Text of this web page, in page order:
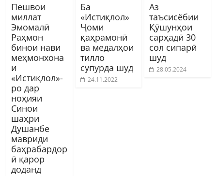
Пешвои
миллат
Эмомалӣ
Раҳмон
бинои нави
меҳмонхона
и
«Истиқлол»-
ро дар
ноҳияи
Синои
шаҳри
Душанбе
мавриди
баҳрабардор
ӣ қарор
доданд
Ба
«Истиқлол»
Ҷоми
қаҳрамонӣ
ва медалҳои
тилло
супурда шуд
24.11.2022
Аз
таъсисёбии
Қӯшунҳои
сарҳадӣ 30
сол сипарӣ
шуд
28.05.2024